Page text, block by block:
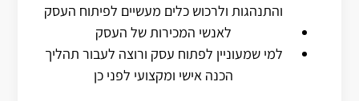
והתנהגות ולרכוש כלים מעשיים לפיתוח העסק
לאנשי המכירות של העסק
למי שמעוניין לפתוח עסק ורוצה לעבור תהליך
הכנה אישי ומקצועי לפני כן